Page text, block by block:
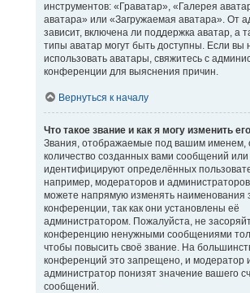
инструментов: «Граватар», «Галерея
аватара» или «Загружаемая аватара». От
зависит, включена ли поддержка аватар, а
типы аватар могут быть доступны. Если вы
использовать аватары, свяжитесь с
конференции для выяснения причин.
Вернуться к началу
Что такое звание и как я могу изменить
Звания, отображаемые под вашим именем,
количество созданных вами сообщений или
идентифицируют определённых
например, модераторов и
можете напрямую изменять наименования
конференции, так как они установлены её
администратором. Пожалуйста, не
конференцию ненужными сообщениями
чтобы повысить своё звание. На
конференций это запрещено, и модератор
администратор понизят значение вашего
сообщений.